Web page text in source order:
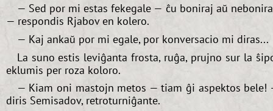
— Sed por mi estas fekegale — ĉu boniraj aŭ
— respondis Rjabov en kolero.
— Kaj ankaŭ por mi egale, por konversacio mi diras...
La suno estis leviĝanta frosta, ruĝa, prujno sur la
eklumis per roza koloro.
— Kiam oni mastojn metos — tiam ĝi aspektos bele!
diris Semisadov, retroturniĝante.